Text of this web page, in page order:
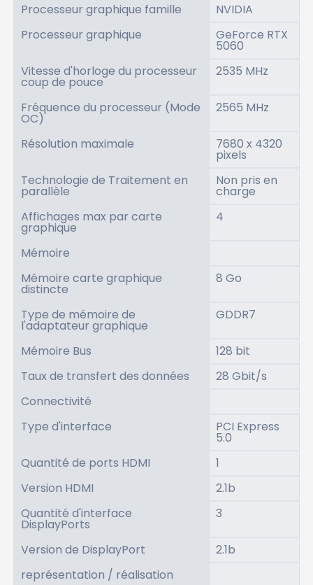
Processeur graphique famille
NVIDIA
Processeur graphique
GeForce RTX
5060
Vitesse d'horloge du processeur
coup de pouce
2535 MHz
Fréquence du processeur (Mode
OC)
2565 MHz
Résolution maximale 7680 x 4320
pixels
Technologie de Traitement en
parallèle
Non pris en
charge
Affichages max par carte
graphique
4
Mémoire
Mémoire carte graphique
distincte
8 Go
Type de mémoire de
l'adaptateur graphique
GDDR7
Mémoire Bus
128 bit
Taux de transfert des données
28 Gbit/s
Connectivité
Type d'interface
PCI Express
5.0
Quantité de ports HDMI
1
Version HDMI
2.1b
Quantité d'interface
DisplayPorts
3
Version de DisplayPort
2.1b
représentation / réalisation